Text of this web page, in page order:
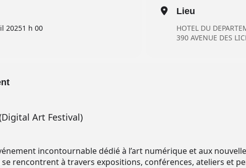
20251 h 00
Lieu
HOTEL DU
390 AVENUE DES
Art Festival)
incontournable dédié à l’art numérique et aux
rencontrent à travers expositions, conférences, ateliers et